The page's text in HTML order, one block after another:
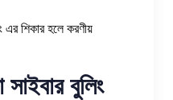
এর শিকার হলে করণীয়
বুলিং